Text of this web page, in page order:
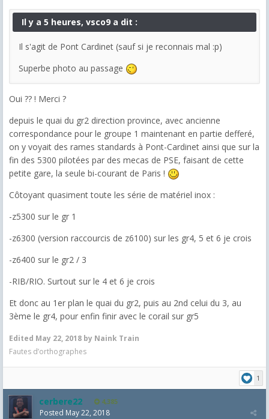
Il y a 5 heures, vsco9 a dit :
Il s'agit de Pont Cardinet (sauf si je reconnais mal :p)
Superbe photo au passage
Oui ?? ! Merci ?
depuis le quai du gr2 direction province, avec ancienne
correspondance pour le groupe 1 maintenant en partie defferé,
on y voyait des rames standards à Pont-Cardinet ainsi que sur la
fin des 5300 pilotées par des mecas de PSE, faisant de cette
petite gare, la seule bi-courant de Paris !
Côtoyant quasiment toute les série de matériel inox :
-z5300 sur le gr 1
-z6300 (version raccourcis de z6100) sur les gr4, 5 et 6 je crois
-z6400 sur le gr2 / 3
-RIB/RIO. Surtout sur le 4 et 6 je crois
Et donc au 1er plan le quai du gr2, puis au 2nd celui du 3, au
3ème le gr4, pour enfin finir avec le corail sur gr5
Edited May 22, 2018 by Naink Train
Fautes d’orthographes
1
cerbere22 4,385
Posted May 22, 2018